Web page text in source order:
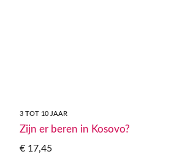
3 TOT 10 JAAR
Zijn er beren in Kosovo?
€ 17,45